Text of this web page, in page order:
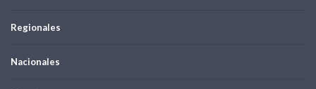
Regionales
Nacionales